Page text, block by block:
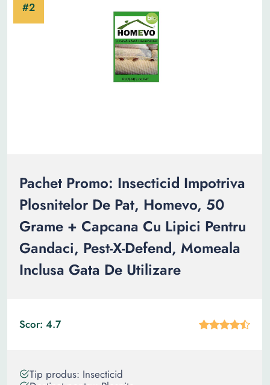
Pachet Promo: Insecticid Impotriva
Plosnitelor De Pat, Homevo, 50
Grame + Capcana Cu Lipici Pentru
Gandaci, Pest-X-Defend, Momeala
Inclusa Gata De Utilizare
Scor: 4.7
Tip produs: Insecticid